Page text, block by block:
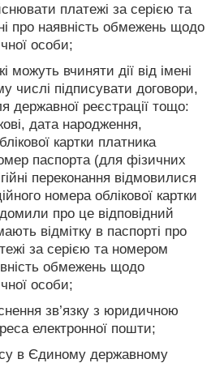
платежі за серією та
про наявність обмежень щодо
особи;
можуть вчиняти дії від імені
числі підписувати договори,
державної реєстрації тощо:
дата народження,
картки платника
паспорта (для фізичних
переконання відмовилися
номера облікової картки
про це відповідний
відмітку в паспорті про
за серією та номером
обмежень щодо
особи;
зв’язку з юридичною
електронної пошти;
в Єдиному державному